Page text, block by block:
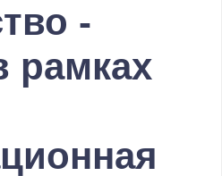
-
рамках